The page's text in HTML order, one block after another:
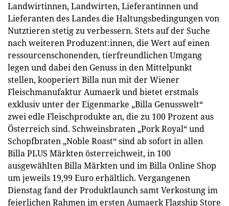
Landwirtinnen, Landwirten, Lieferantinnen und
Lieferanten des Landes die Haltungsbedingungen von
Nutztieren stetig zu verbessern. Stets auf der Suche
nach weiteren Produzent:innen, die Wert auf einen
ressourcenschonenden, tierfreundlichen Umgang
legen und dabei den Genuss in den Mittelpunkt
stellen, kooperiert Billa nun mit der Wiener
Fleischmanufaktur Aumaerk und bietet erstmals
exklusiv unter der Eigenmarke „Billa Genusswelt“
zwei edle Fleischprodukte an, die zu 100 Prozent aus
Österreich sind. Schweinsbraten „Pork Royal“ und
Schopfbraten „Noble Roast“ sind ab sofort in allen
Billa PLUS Märkten österreichweit, in 100
ausgewählten Billa Märkten und im Billa Online Shop
um jeweils 19,99 Euro erhältlich. Vergangenen
Dienstag fand der Produktlaunch samt Verkostung im
feierlichen Rahmen im ersten Aumaerk Flagship Store